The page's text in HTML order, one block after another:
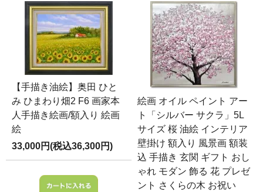
【手描き油絵】奥田 ひと
み ひまわり畑2 F6 画家本
人手描き絵画/額入り 絵画
絵
33,000円(税込36,300円)
絵画 オイル ペイント アー
ト「シルバー サクラ」5L
サイズ 桜 油絵 インテリア
壁掛け 額入り 風景画 額装
込 手描き 玄関 ギフト おし
ゃれ モダン 飾る 花 プレゼ
ント さくらの木 お祝い